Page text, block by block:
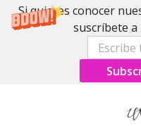
Si quieres conocer
suscríbete